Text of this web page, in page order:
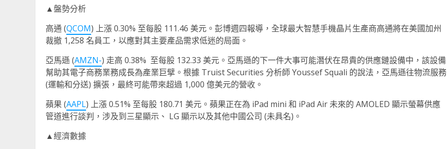
▲盤勢分析
高通 (QCOM) 上漲 0.30% 至每股 111.46 美元。彭博週四報導，全球最大智慧手機晶片生產商高通將在美國加州
裁撤 1,258 名員工，以應對其主要產品需求低迷的局面。
亞馬遜 (AMZN-) 走高 0.38% 至每股 132.33 美元。亞馬遜的下一件大事可能潛伏在昂貴的供應鏈設備中，該設備
幫助其電子商務業務成長為產業巨擘。根據 Truist Securities 分析師 Youssef Squali 的說法，亞馬遜往物流服務
(運輸和分送) 擴張，最終可能帶來超過 1,000 億美元的營收。
蘋果 (AAPL) 上漲 0.51% 至每股 180.71 美元。蘋果正在為 iPad mini 和 iPad Air 未來的 AMOLED 顯示螢幕供應
管道進行談判，涉及到三星顯示、 LG 顯示以及其他中國公司 (未具名)。
▲經濟數據